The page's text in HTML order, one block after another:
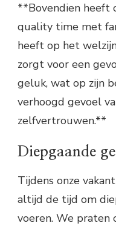
**Bovendien heeft
quality time met
heeft op het
zorgt voor een
geluk, wat op zijn
verhoogd gevoel
zelfvertrouwen.**
Diepgaande
Tijdens onze
altijd de tijd om
voeren. We praten